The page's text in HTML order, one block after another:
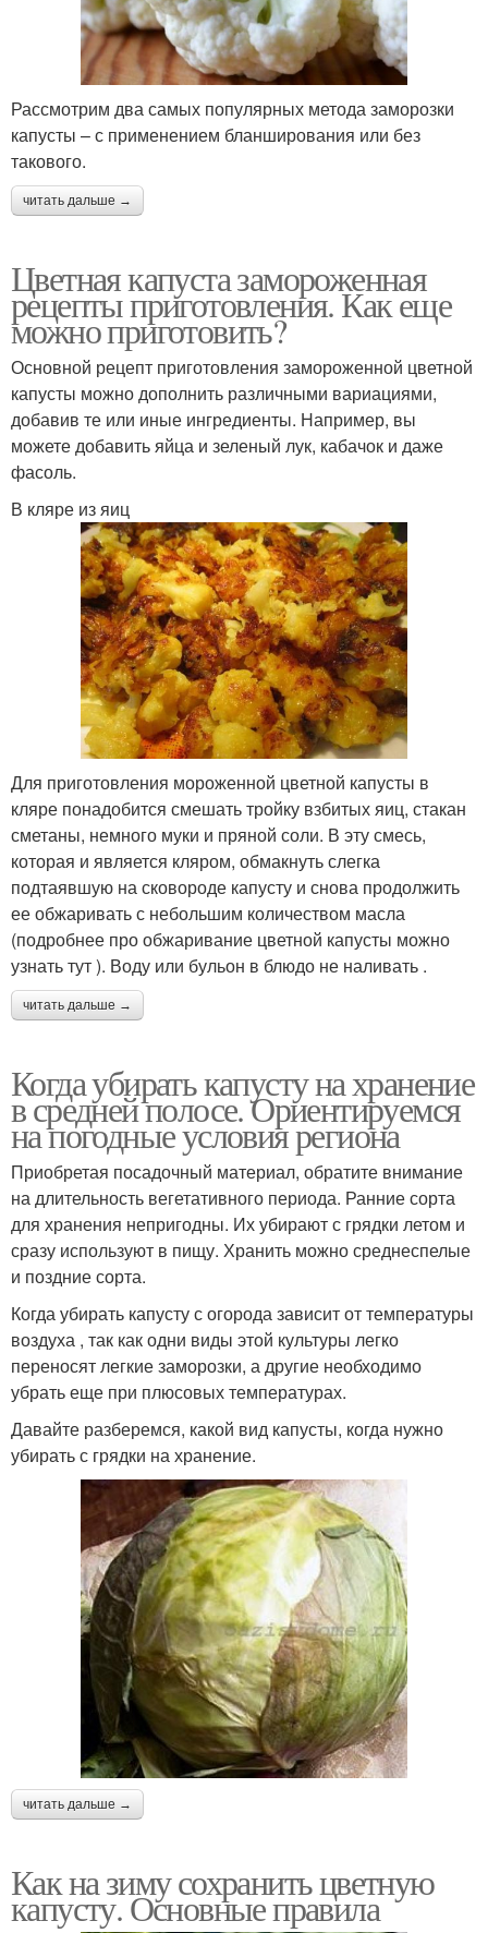
Рассмотрим два самых популярных метода заморозки
капусты – с применением бланширования или без
такового.
читать дальше →
Цветная капуста замороженная
рецепты приготовления. Как еще
можно приготовить?
Основной рецепт приготовления замороженной цветной
капусты можно дополнить различными вариациями,
добавив те или иные ингредиенты. Например, вы
можете добавить яйца и зеленый лук, кабачок и даже
фасоль.
В кляре из яиц
Для приготовления мороженной цветной капусты в
кляре понадобится смешать тройку взбитых яиц, стакан
сметаны, немного муки и пряной соли. В эту смесь,
которая и является кляром, обмакнуть слегка
подтаявшую на сковороде капусту и снова продолжить
ее обжаривать с небольшим количеством масла
(подробнее про обжаривание цветной капусты можно
узнать тут ). Воду или бульон в блюдо не наливать .
читать дальше →
Когда убирать капусту на хранение
в средней полосе. Ориентируемся
на погодные условия региона
Приобретая посадочный материал, обратите внимание
на длительность вегетативного периода. Ранние сорта
для хранения непригодны. Их убирают с грядки летом и
сразу используют в пищу. Хранить можно среднеспелые
и поздние сорта.
Когда убирать капусту с огорода зависит от температуры
воздуха , так как одни виды этой культуры легко
переносят легкие заморозки, а другие необходимо
убрать еще при плюсовых температурах.
Давайте разберемся, какой вид капусты, когда нужно
убирать с грядки на хранение.
читать дальше →
Как на зиму сохранить цветную
капусту. Основные правила